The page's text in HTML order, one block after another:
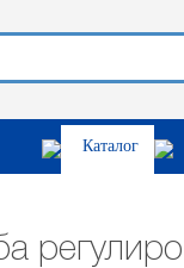
Каталог